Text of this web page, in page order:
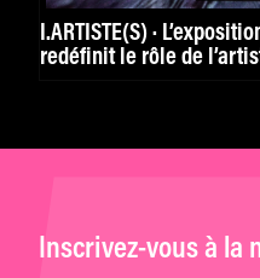
I.ARTISTE(S) ·
redéfinit le rôle de
Inscrivez-vous à la